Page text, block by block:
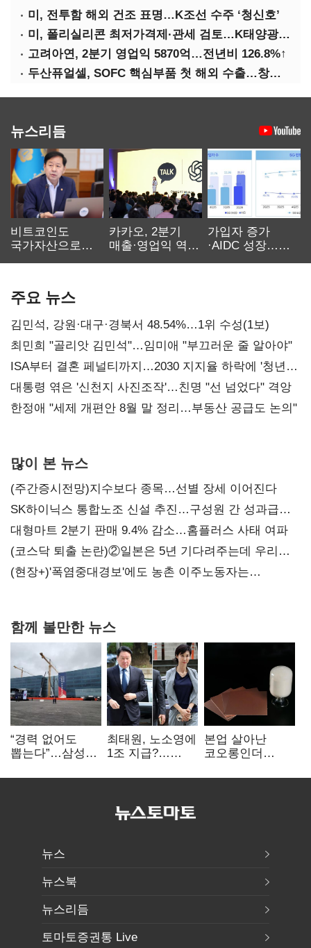
미, 전투함 해외 건조 표명…K조선 수주 ‘청신호’
미, 폴리실리콘 최저가격제·관세 검토…K태양광 입지 확대 기대
고려아연, 2분기 영업익 5870억…전년비 126.8%↑
두산퓨얼셀, SOFC 핵심부품 첫 해외 수출…창사 이래 최대 규모
뉴스리듬
비트코인도
국가자산으로…'
카카오, 2분기
매출·영업익 역대
가입자 증가
·AIDC 성장…
주요 뉴스
김민석, 강원·대구·경북서 48.54%…1위 수성(1보)
최민희 "골리앗 김민석"…임미애 "부끄러운 줄 알아야"
ISA부터 결혼 페널티까지…2030 지지율 하락에 '청년
챙기기'
대통령 엮은 '신천지 사진조작'…친명 "선 넘었다" 격앙
한정애 "세제 개편안 8월 말 정리…부동산 공급도 논의"
많이 본 뉴스
(주간증시전망)지수보다 종목…선별 장세 이어진다
SK하이닉스 통합노조 신설 추진…구성원 간 성과급
불만 확산
대형마트 2분기 판매 9.4% 감소…홈플러스 사태 여파
(코스닥 퇴출 논란)②일본은 5년 기다려주는데 우리는
당장 퇴출?…시간만으론 부족한 코스닥 구하기
(현장+)'폭염중대경보'에도 농촌 이주노동자는
함께 볼만한 뉴스
“경력 없어도
뽑는다”…삼성
반도체 인재
최태원, 노소영에
1조 지급?…
본업 살아난
코오롱인더
배터리 소재로
뉴스
뉴스북
뉴스리듬
토마토증권통 Live